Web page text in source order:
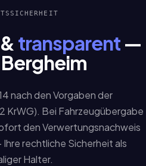
transparent—
nach den Vorgaben der
KrWG). Bei Fahrzeugübergabe
den Verwertungsnachweis
rechtliche Sicherheit als
Halter.